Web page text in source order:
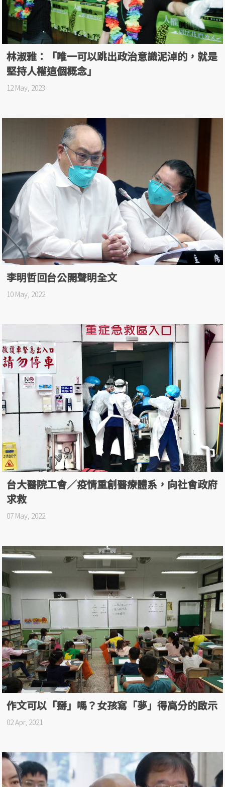
林淑雅：「唯一可以跳出政治意識泥淖的，就是
堅持人權這個概念」
12 May, 2023
李明哲回台公開聲明全文
10 May, 2022
台大醫院工會／疫情重創醫療體系，向社會政府
求救
07 May, 2022
作文可以「掰」嗎？女孩寫「夢」得高分的啟示
02 Apr, 2021